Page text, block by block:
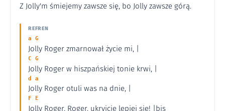
Z Jolly'm śmiejemy zawsze się, bo Jolly zawsze górą.
REFREN
a G
Jolly Roger zmarnował życie mi, |
C G
Jolly Roger w hiszpańskiej tonie krwi, |
d a
Jolly Roger otuli was na dnie, |
F E
Jolly Roger, Roger, ukryjcie lepiej się! |bis